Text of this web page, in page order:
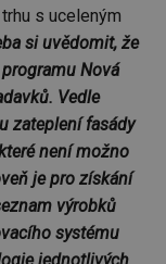
s uceleným
si uvědomit, že
Nová
Vedle
zateplení fasády
není možno
je pro získání
výrobků
systému